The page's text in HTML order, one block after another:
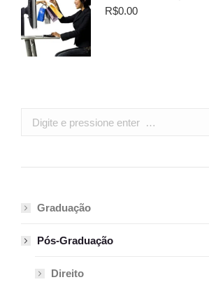
R$0.00
Search:
Graduação
Pós-Graduação
Direito